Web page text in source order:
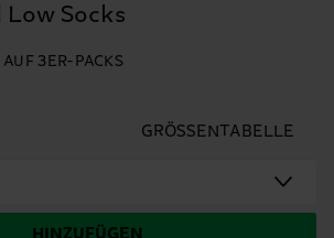
Socks
3ER-PACKS
GRÖSSENTABELLE
HINZUFÜGEN